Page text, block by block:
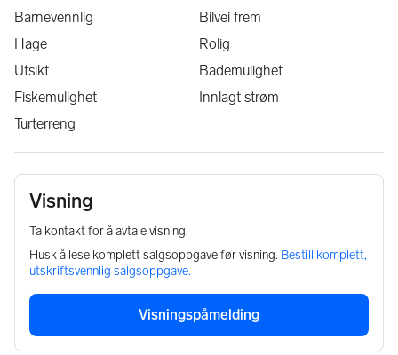
Barnevennlig
Bilvei frem
Hage
Rolig
Utsikt
Bademulighet
Fiskemulighet
Innlagt strøm
Turterreng
Visning
Ta kontakt for å avtale visning.
Husk å lese komplett salgsoppgave før visning. Bestill komplett,
utskriftsvennlig salgsoppgave.
Visningspåmelding